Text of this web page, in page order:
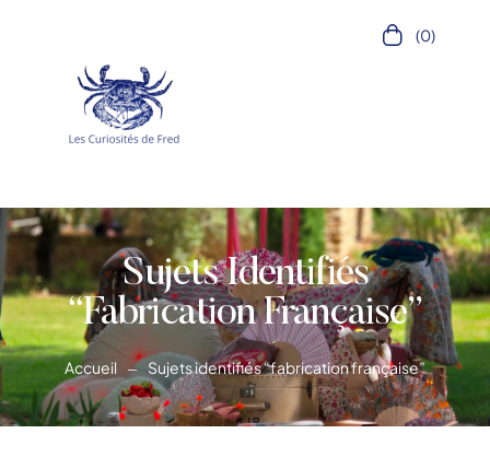
(0)
Sujets Identifiés
“fabrication Française”
Accueil Sujets identifiés “fabrication française”